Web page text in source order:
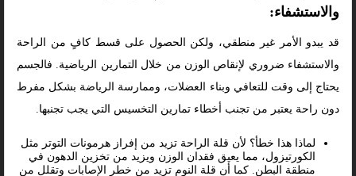
والاستشفاء:
قد يبدو الأمر غير منطقي، ولكن الحصول على قسط كافٍ من الراحة
والاستشفاء ضروري لإنقاص الوزن من خلال التمارين الرياضية. فالجسم
يحتاج إلى وقت للتعافي وبناء العضلات، وممارسة الرياضة بشكل مفرط
دون راحة يعتبر من تجنب أخطاء تمارين التخسيس التي يجب تجنبها.
لماذا هذا خطأ؟ لأن قلة الراحة تزيد من إفراز هرمونات التوتر مثل
الكورتيزول، مما يعيق فقدان الوزن ويزيد من تخزين الدهون في
منطقة البطن. كما أن قلة النوم تزيد من خطر الإصابات وتقلل من